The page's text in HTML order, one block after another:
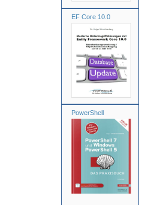
EF Core 10.0
PowerShell